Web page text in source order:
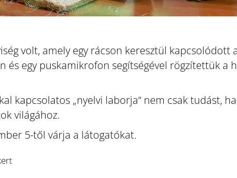
volt, amely egy rácson keresztül kapcsolódott
egy puskamikrofon segítségével rögzítettük a
kapcsolatos „nyelvi laborja” nem csak tudást,
világához.
5-től várja a látogatókat.